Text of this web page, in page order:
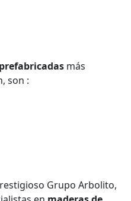
más
son :
Grupo Arbolito,